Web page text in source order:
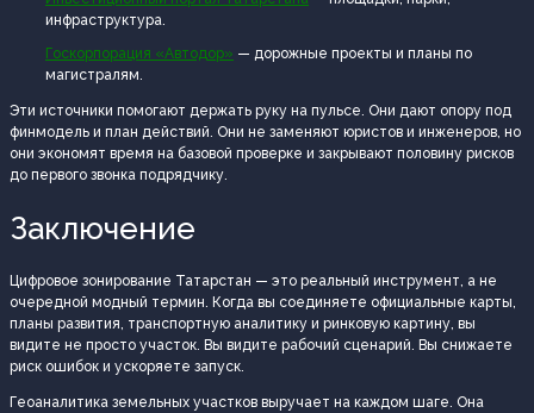
инфраструктура.
Госкорпорация «Автодор» — дорожные проекты и планы по
магистралям.
Эти источники помогают держать руку на пульсе. Они дают опору под
финмодель и план действий. Они не заменяют юристов и инженеров, но
они экономят время на базовой проверке и закрывают половину рисков
до первого звонка подрядчику.
Заключение
Цифровое зонирование Татарстан — это реальный инструмент, а не
очередной модный термин. Когда вы соединяете официальные карты,
планы развития, транспортную аналитику и ринковую картину, вы
видите не просто участок. Вы видите рабочий сценарий. Вы снижаете
риск ошибок и ускоряете запуск.
Геоаналитика земельных участков выручает на каждом шаге. Она